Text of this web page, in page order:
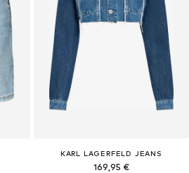
KARL LAGERFELD JEANS
169,95 €